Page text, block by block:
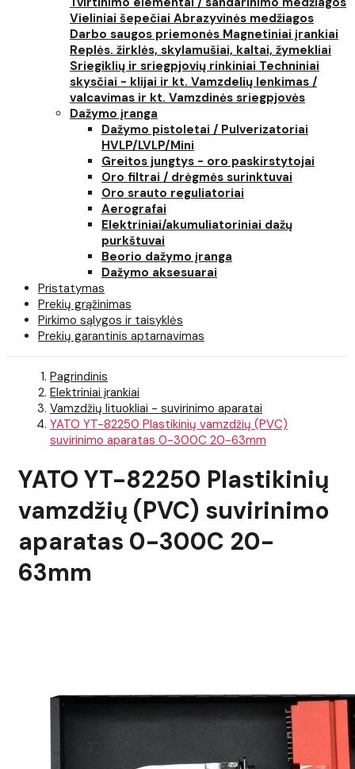
Vieliniai šepečiai Abrazyvinės medžiagos
Darbo saugos priemonės Magnetiniai įrankiai
Replės. žirklės, skylamušiai, kaltai, žymekliai
Sriegiklių ir sriegpjovių rinkiniai Techniniai
skysčiai - klijai ir kt. Vamzdelių lenkimas /
valcavimas ir kt. Vamzdinės sriegpjovės
Dažymo įranga
Dažymo pistoletai / Pulverizatoriai
HVLP/LVLP/Mini
Greitos jungtys - oro paskirstytojai
Oro filtrai / drėgmės surinktuvai
Oro srauto reguliatoriai
Aerografai
Elektriniai/akumuliatoriniai dažų
purkštuvai
Beorio dažymo įranga
Dažymo aksesuarai
Pristatymas
Prekių grąžinimas
Pirkimo sąlygos ir taisyklės
Prekių garantinis aptarnavimas
Pagrindinis
Elektriniai įrankiai
Vamzdžių lituokliai - suvirinimo aparatai
YATO YT-82250 Plastikinių vamzdžių (PVC)
suvirinimo aparatas 0-300C 20-63mm
YATO YT-82250 Plastikinių
vamzdžių (PVC) suvirinimo
aparatas 0-300C 20-
63mm